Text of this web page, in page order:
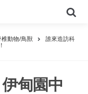
尋
椎動物/鳥獸 誰來造訪科
甸園中